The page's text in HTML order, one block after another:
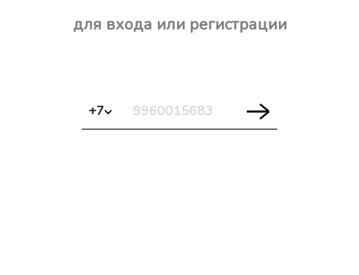
для входа или регистрации
+7